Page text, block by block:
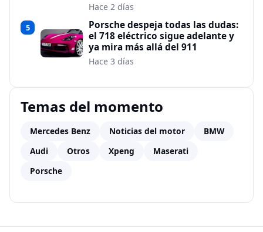
Hace 2 días
5
Porsche despeja todas las dudas:
el 718 eléctrico sigue adelante y
ya mira más allá del 911
Hace 3 días
Temas del momento
Mercedes Benz Noticias del motor
BMW
Audi
Otros Xpeng
Maserati
Porsche